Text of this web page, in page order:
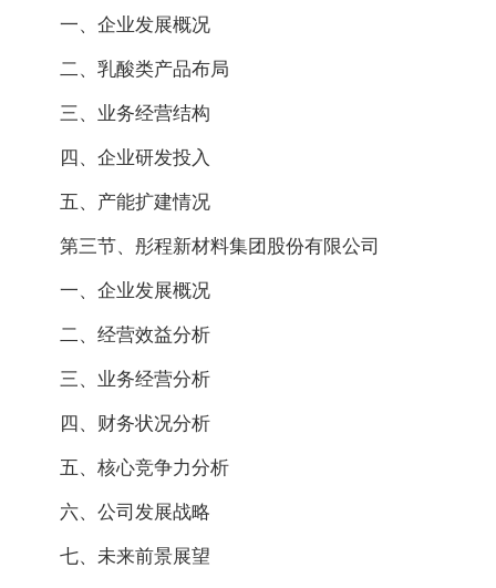
一、企业发展概况
二、乳酸类产品布局
三、业务经营结构
四、企业研发投入
五、产能扩建情况
第三节、彤程新材料集团股份有限公司
一、企业发展概况
二、经营效益分析
三、业务经营分析
四、财务状况分析
五、核心竞争力分析
六、公司发展战略
七、未来前景展望